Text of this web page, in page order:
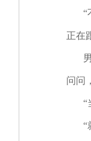
“不
正在
男
问问
“当
“就